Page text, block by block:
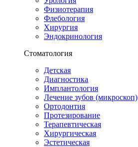
Физиотерапия
Флебология
Хирургия
Эндокринология
Стоматология
Детская
Диагностика
Имплантология
Лечение зубов (микроскоп)
Ортодонтия
Протезирование
Терапевтическая
Хирургическая
Эстетическая